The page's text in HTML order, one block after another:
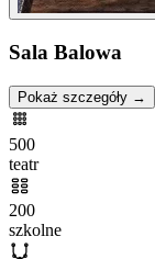
Sala Balowa
Pokaż szczegóły →
500
teatr
200
szkolne